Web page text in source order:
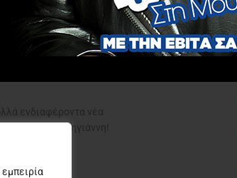
ενδιαφέροντα νέα
Εβίτα Σαρηγιάννη!